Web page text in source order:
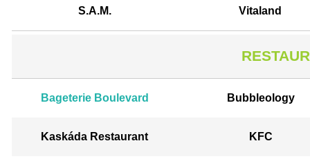
S.A.M. Vitaland
Bageterie Boulevard Bubbleology
Kaskáda Restaurant KFC